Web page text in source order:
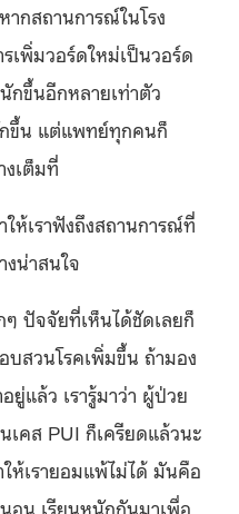
กสถานการณ์ในโรง
เพิ่มวอร์ดใหม่เป็นวอร์ด
กขึ้นอีกหลายเท่าตัว
กขึ้น แต่แพทย์ทุกคนก็
เต็มที่
ห้เราฟังถึงสถานการณ์ที่
งน่าสนใจ
ๆ ปัจจัยที่เห็นได้ชัดเลยก็
สวนโรคเพิ่มขึ้น ถ้ามอง
แล้ว เรารู้มาว่า ผู้ป่วย
เคส PUI ก็เครียดแล้วนะ
ห้เรายอมแพ้ไม่ได้ มันคือ
อน เรียนหนักกันมาเพื่อ